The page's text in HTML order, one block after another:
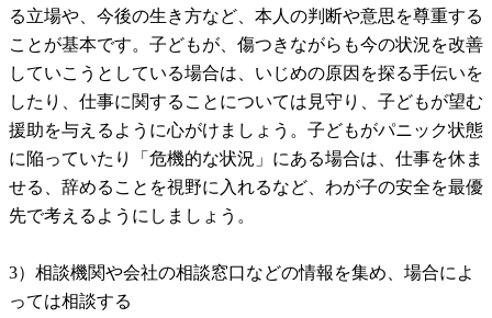
る立場や、今後の生き方など、本人の判断や意思を尊重する
ことが基本です。子どもが、傷つきながらも今の状況を改善
していこうとしている場合は、いじめの原因を探る手伝いを
したり、仕事に関することについては見守り、子どもが望む
援助を与えるように心がけましょう。子どもがパニック状態
に陥っていたり「危機的な状況」にある場合は、仕事を休ま
せる、辞めることを視野に入れるなど、わが子の安全を最優
先で考えるようにしましょう。
3）相談機関や会社の相談窓口などの情報を集め、場合によ
っては相談する